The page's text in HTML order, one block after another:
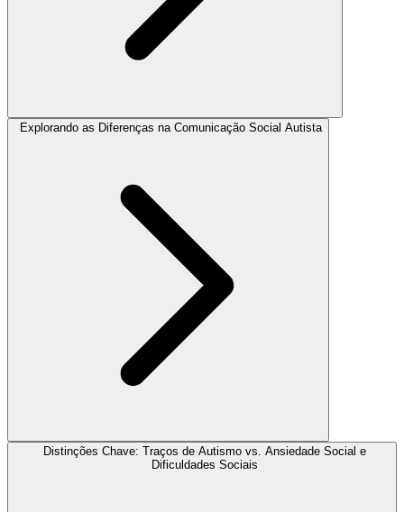
Explorando as Diferenças na Comunicação Social Autista
Distinções Chave: Traços de Autismo vs. Ansiedade Social e
Dificuldades Sociais